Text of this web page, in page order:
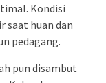
Kondisi
saat huan dan
pedagang.
pun disambut